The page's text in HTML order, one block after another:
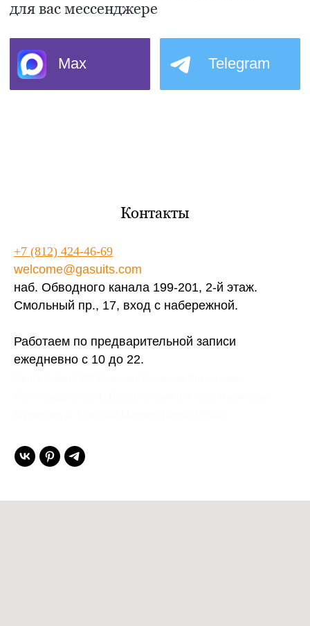
Контакты
+7 (812) 424-46-69
welcome@gasuits.com
наб. Обводного канала 199-201, 2-й этаж.
Смольный пр., 17, вход с набережной.
Работаем по предварительной записи
ежедневно с 10 до 22.